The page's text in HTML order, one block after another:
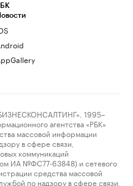
1995–
агентства «РБК»
массовой информации
в сфере связи,
коммуникаций
ИА №ФС77-63848) и сетевого
средства массовой
по надзору в сфере связи,